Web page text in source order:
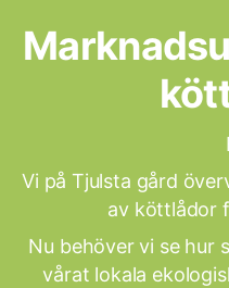
Vi på Tjulsta gård
av köttlådor
Nu behöver vi se hur
vårat lokala